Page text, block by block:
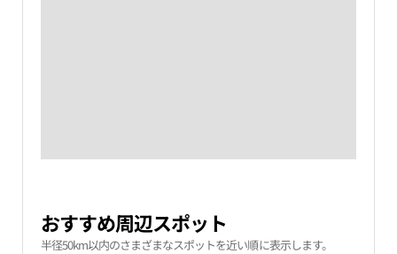
おすすめ周辺スポット
半径50km以内のさまざまなスポットを近い順に表示します。